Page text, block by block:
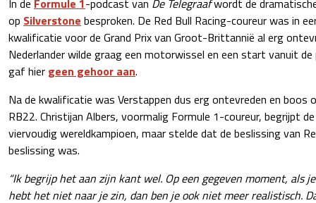
op Silverstone besproken. De Red Bull Racing-coureur was in
kwalificatie voor de Grand Prix van Groot-Brittannië al erg
Nederlander wilde graag een motorwissel en een start vanuit
gaf hier geen gehoor aan.
Na de kwalificatie was Verstappen dus erg ontevreden en boos
RB22. Christijan Albers, voormalig Formule 1-coureur, begrijpt
viervoudig wereldkampioen, maar stelde dat de beslissing van
beslissing was.
“Ik begrijp het aan zijn kant wel. Op een gegeven moment, als
hebt het niet naar je zin, dan ben je ook niet meer realistisch.